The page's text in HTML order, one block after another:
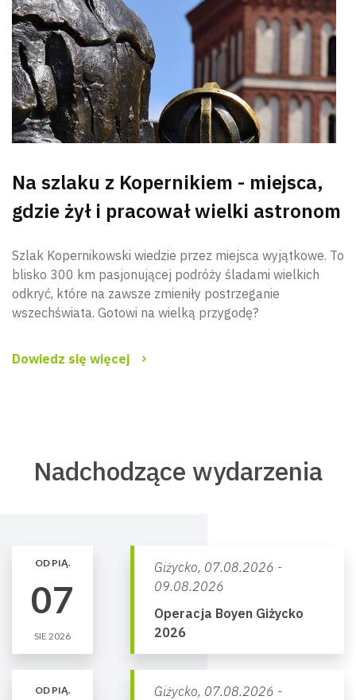
Na szlaku z Kopernikiem - miejsca,
gdzie żył i pracował wielki astronom
Szlak Kopernikowski wiedzie przez miejsca wyjątkowe. To
blisko 300 km pasjonującej podróży śladami wielkich
odkryć, które na zawsze zmieniły postrzeganie
wszechświata. Gotowi na wielką przygodę?
Dowiedz się więcej
Nadchodzące wydarzenia
OD PIĄ.
07
SIE 2026
Giżycko, 07.08.2026 -
09.08.2026
Operacja Boyen Giżycko
2026
OD PIĄ. Giżycko, 07.08.2026 -